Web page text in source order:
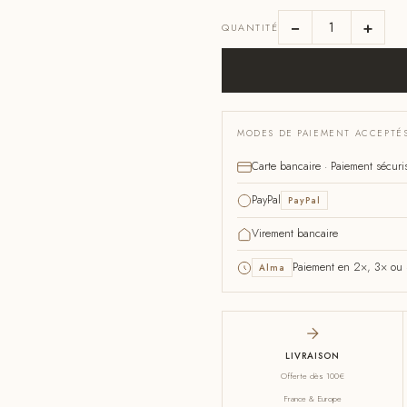
QUANTITÉ − +
MODES DE PAIEMENT
Carte bancaire · Paiement
PayPal PayPal
Virement bancaire
Alma Paiement en 2×, 3×
LIVRAISON
Offerte dès 100€
France & Europe